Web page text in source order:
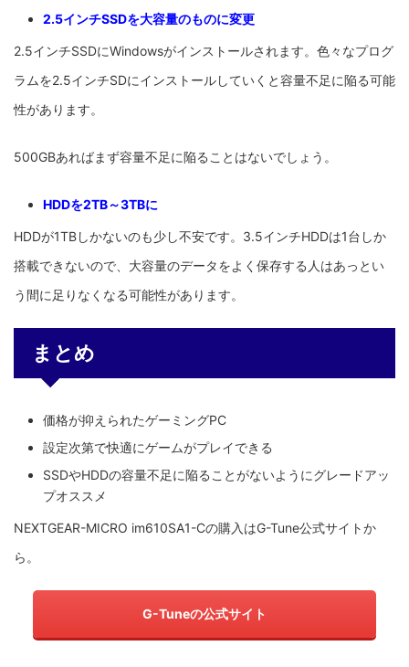
2.5インチSSDを大容量のものに変更
2.5インチSSDにWindowsがインストールされます。色々なプログ
ラムを2.5インチSDにインストールしていくと容量不足に陥る可能
性があります。
500GBあればまず容量不足に陥ることはないでしょう。
HDDを2TB～3TBに
HDDが1TBしかないのも少し不安です。3.5インチHDDは1台しか
搭載できないので、大容量のデータをよく保存する人はあっとい
う間に足りなくなる可能性があります。
まとめ
価格が抑えられたゲーミングPC
設定次第で快適にゲームがプレイできる
SSDやHDDの容量不足に陥ることがないようにグレードアッ
プオススメ
NEXTGEAR-MICRO im610SA1-Cの購入はG-Tune公式サイトか
ら。
G-Tuneの公式サイト